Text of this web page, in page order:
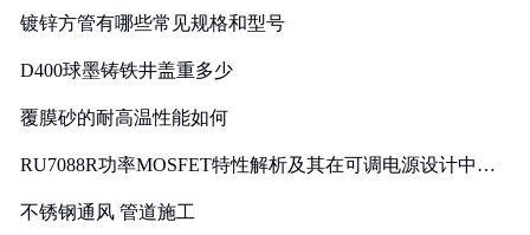
镀锌方管有哪些常见规格和型号
D400球墨铸铁井盖重多少
覆膜砂的耐高温性能如何
RU7088R功率MOSFET特性解析及其在可调电源设计中的
不锈钢通风 管道施工